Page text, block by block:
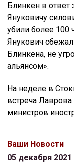
Блинкен в ответ
Януковичу
убили более 100
Янукович
Блинкена, не
альянсом».
На неделе в
встреча
министров
Ваши Новости
05 декабря 2021